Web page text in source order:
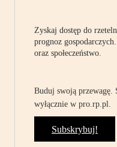
Zyskaj dostęp do
prognoz
oraz społeczeństwo.
Buduj swoją przewagę.
wyłącznie w pro.rp.pl.
Subskrybuj!